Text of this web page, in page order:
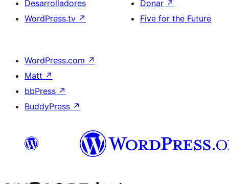
Desarrolladores
WordPress.tv ↗
Donar ↗
Five for the Future
WordPress.com ↗
Matt ↗
bbPress ↗
BuddyPress ↗